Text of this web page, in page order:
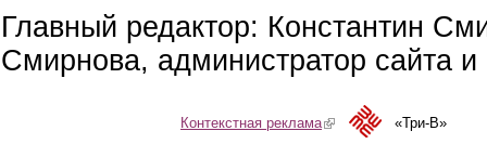
Главный редактор: Константин
Смирнова, администратор сайта
Контекстная реклама(link is external)«Три-В»